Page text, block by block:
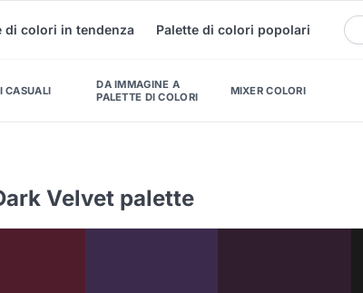
di colori in tendenza Palette di colori popolari
CASUALI
DA IMMAGINE A
PALETTE DI COLORI
MIXER COLORI
Velvet palette